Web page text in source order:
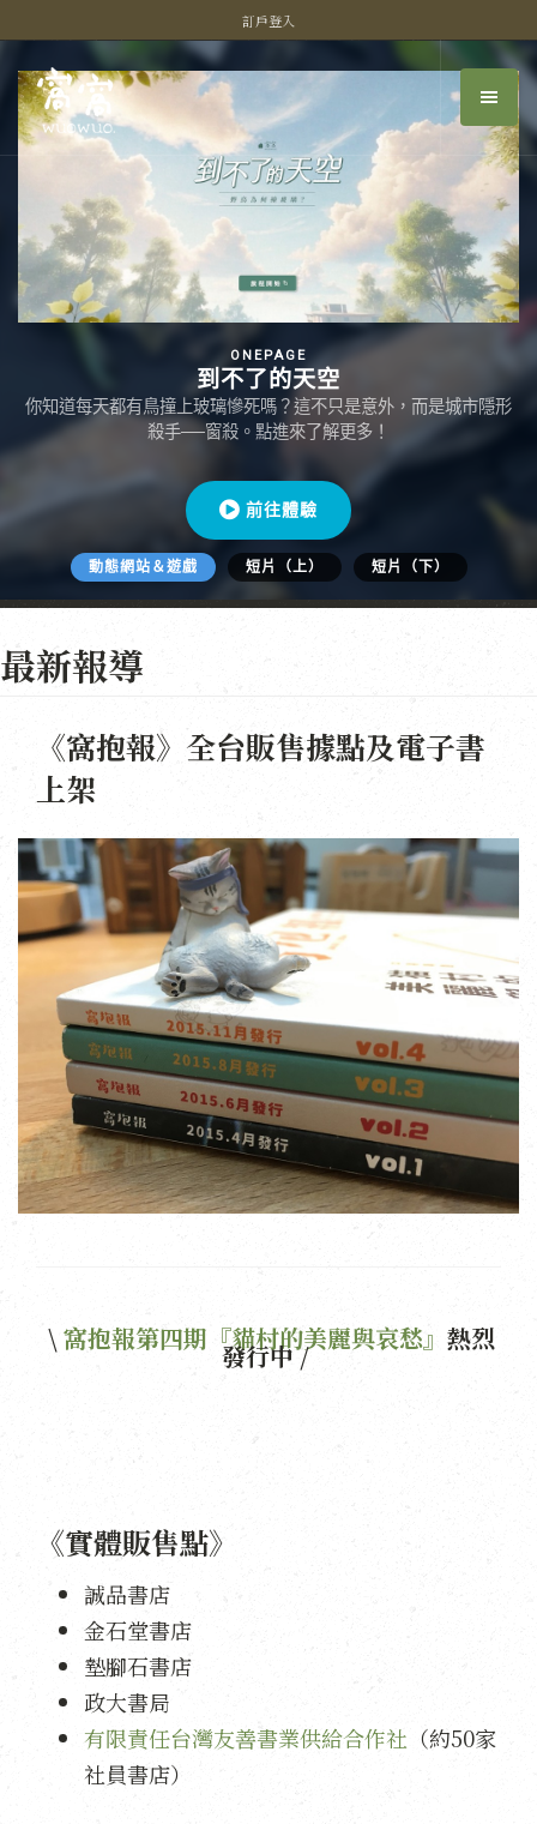
訂戶登入
ONEPAGE
到不了的天空
你知道每天都有鳥撞上玻璃慘死嗎？這不只是意外，而是城市隱形
殺手──窗殺。點進來了解更多！
前往體驗
動態網站＆遊戲 短片（上） 短片（下）
最新報導
《窩抱報》全台販售據點及電子書
上架
\ 窩抱報第四期『貓村的美麗與哀愁』 熱烈
發行中 /
《實體販售點》
誠品書店
金石堂書店
墊腳石書店
政大書局
有限責任台灣友善書業供給合作社 （約50家
社員書店）